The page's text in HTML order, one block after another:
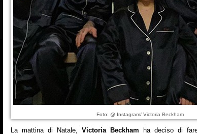
Foto: @ Instagram/ Victoria Beckham
La mattina di Natale, Victoria Beckham ha deciso di